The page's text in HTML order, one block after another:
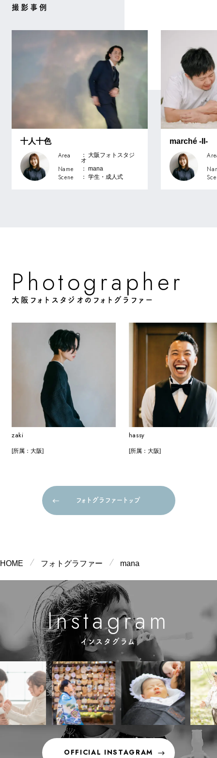
撮影事例
十人十色
Area ： 大阪フォトスタジ
オ
Name ： mana
Scene ： 学生・成⼈式
marché -II-
Photog ra pher
大阪フォトスタジオのフォトグラファー
zaki
[所属：大阪]
hassy
[所属：大阪]
フォトグラファートップ
HOME フォトグラファー mana
Instagram
インスタグラム
OFFICIAL INSTAGRAM